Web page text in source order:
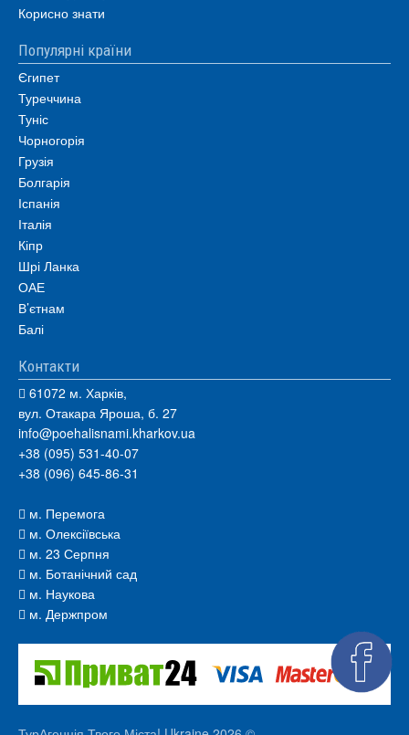
Корисно знати
Популярні країни
Єгипет
Туреччина
Туніс
Чорногорія
Грузія
Болгарія
Іспанія
Італія
Кіпр
Шрі Ланка
ОАЕ
В’єтнам
Балі
Контакти
61072 м. Харків,
вул. Отакара Яроша, б. 27
info@poehalisnami.kharkov.ua
+38 (095) 531-40-07
+38 (096) 645-86-31
м. Перемога
м. Олексіївська
м. 23 Серпня
м. Ботанічний сад
м. Наукова
м. Держпром